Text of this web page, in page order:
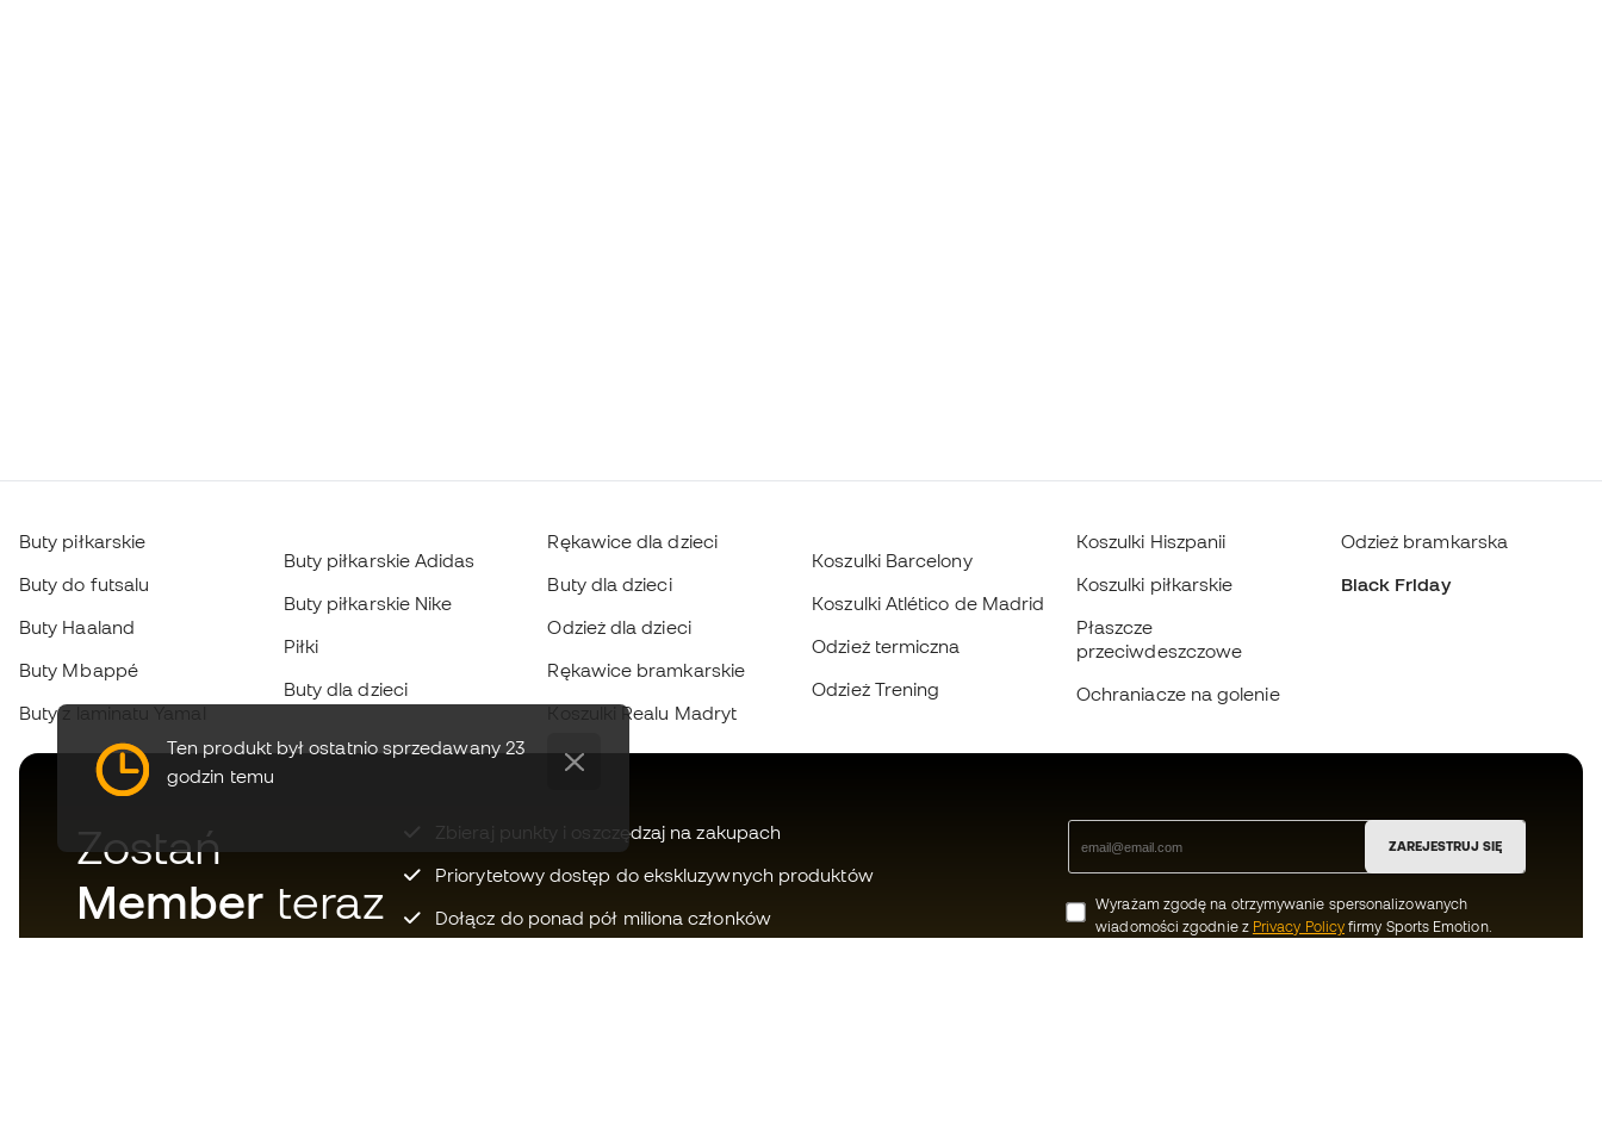
Ten produkt był ostatnio sprzedawany 23
godzin temu
Buty piłkarskie
Buty do futsalu
Buty Haaland
Buty Mbappé
Buty z laminatu Yamal
Buty piłkarskie Adidas
Buty piłkarskie Nike
Piłki
Buty dla dzieci
Rękawice dla dzieci
Buty dla dzieci
Odzież dla dzieci
Rękawice bramkarskie
Koszulki Realu Madryt
Koszulki Barcelony
Koszulki Atlético de Madrid
Odzież termiczna
Odzież Trening
Koszulki Hiszpanii
Koszulki piłkarskie
Płaszcze
przeciwdeszczowe
Ochraniacze na golenie
Odzież bramkarska
Black Friday
Zostań
Member teraz
Zbieraj punkty i oszczędzaj na zakupach
Priorytetowy dostęp do ekskluzywnych produktów
Dołącz do ponad pół miliona członków
ZAREJESTRUJ SIĘ
Wyrażam zgodę na otrzymywanie spersonalizowanych
wiadomości zgodnie z Privacy Policyfirmy Sports Emotion.